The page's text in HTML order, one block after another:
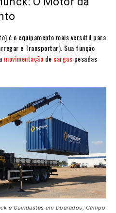
é o equipamento mais versátil para
e Transportar). Sua função
movimentação de cargas pesadas
e Guindastes em Dourados, Campo